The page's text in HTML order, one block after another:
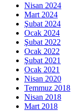
Nisan 2024
Mart 2024
Şubat 2024
Ocak 2024
Şubat 2022
Ocak 2022
Şubat 2021
Ocak 2021
Nisan 2020
Temmuz 2018
Nisan 2018
Mart 2018